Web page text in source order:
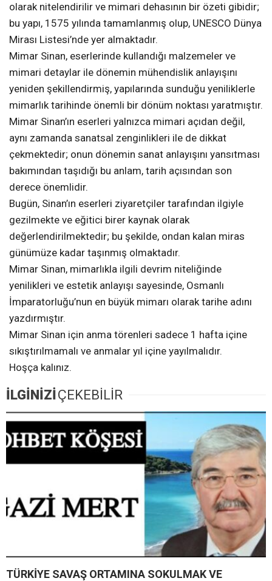
olarak nitelendirilir ve mimari dehasının bir özeti gibidir;
bu yapı, 1575 yılında tamamlanmış olup, UNESCO Dünya
Mirası Listesi’nde yer almaktadır.
Mimar Sinan, eserlerinde kullandığı malzemeler ve
mimari detaylar ile dönemin mühendislik anlayışını
yeniden şekillendirmiş, yapılarında sunduğu yeniliklerle
mimarlık tarihinde önemli bir dönüm noktası yaratmıştır.
Mimar Sinan’ın eserleri yalnızca mimari açıdan değil,
aynı zamanda sanatsal zenginlikleri ile de dikkat
çekmektedir; onun dönemin sanat anlayışını yansıtması
bakımından taşıdığı bu anlam, tarih açısından son
derece önemlidir.
Bugün, Sinan’ın eserleri ziyaretçiler tarafından ilgiyle
gezilmekte ve eğitici birer kaynak olarak
değerlendirilmektedir; bu şekilde, ondan kalan miras
günümüze kadar taşınmış olmaktadır.
Mimar Sinan, mimarlıkla ilgili devrim niteliğinde
yenilikleri ve estetik anlayışı sayesinde, Osmanlı
İmparatorluğu’nun en büyük mimarı olarak tarihe adını
yazdırmıştır.
Mimar Sinan için anma törenleri sadece 1 hafta içine
sıkıştırılmamalı ve anmalar yıl içine yayılmalıdır.
Hoşça kalınız.
İLGİNİZİÇEKEBİLİR
TÜRKİYE SAVAŞ ORTAMINA SOKULMAK VE